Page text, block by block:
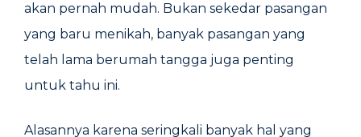
akan pernah mudah. Bukan sekedar pasangan
yang baru menikah, banyak pasangan yang
telah lama berumah tangga juga penting
untuk tahu ini.
Alasannya karena seringkali banyak hal yang